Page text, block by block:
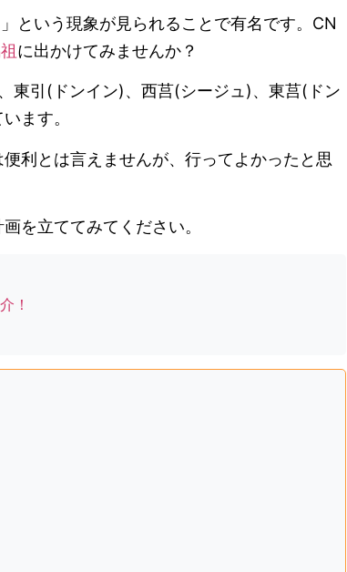
という現象が見られることで有名です。CN
に出かけてみませんか？
東引(ドンイン)、西莒(シージュ)、東莒(ドン
ます。
利とは言えませんが、行ってよかったと思
を立ててみてください。
！